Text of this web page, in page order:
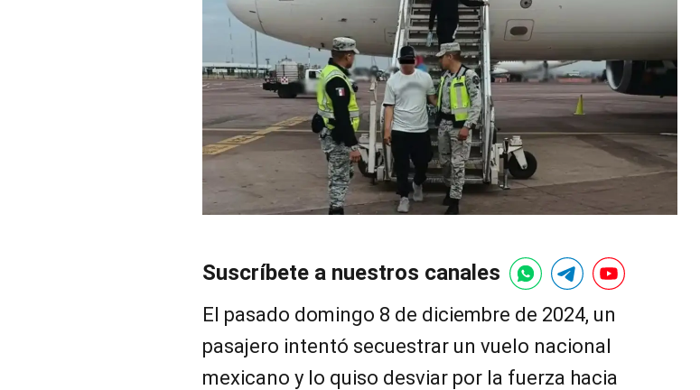
Suscríbete a nuestros canales
El pasado domingo 8 de diciembre de 2024, un
pasajero intentó secuestrar un vuelo nacional
mexicano y lo quiso desviar por la fuerza hacia